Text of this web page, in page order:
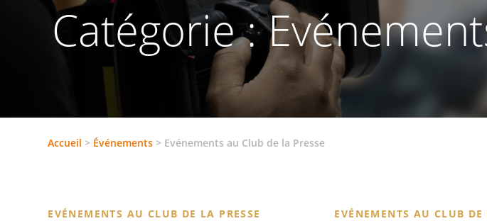
Catégorie :
Accueil > Événements > Evénements au Club de la Presse
EVÉNEMENTS AU CLUB DE LA PRESSE EVÉNEMENTS AU CLUB DE